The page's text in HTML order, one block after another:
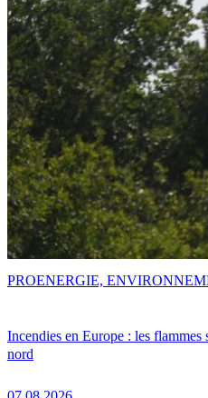
Incendies en Europe : les flammes
nord
PROENERGIE,